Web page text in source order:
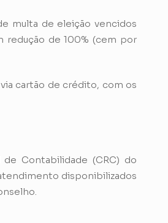
multa de eleição vencidos
redução de 100% (cem por
cartão de crédito, com os
Contabilidade (CRC) do
disponibilizados